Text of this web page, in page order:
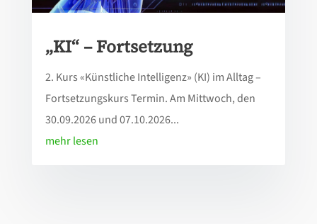
„KI“ – Fortsetzung
2. Kurs «Künstliche Intelligenz» (KI) im Alltag –
Fortsetzungskurs Termin. Am Mittwoch, den
30.09.2026 und 07.10.2026...
mehr lesen